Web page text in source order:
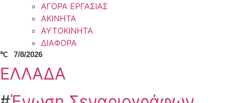
ΑΓΟΡΑ ΕΡΓΑΣΙΑΣ
ΑΚΙΝΗΤΑ
ΑΥΤΟΚΙΝΗΤΑ
ΔΙΑΦΟΡΑ
℃ 7/8/2026
ΕΛΛΑΔΑ